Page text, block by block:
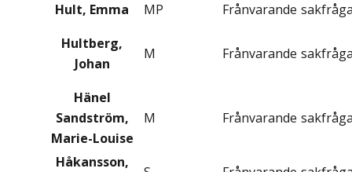
Hult, Emma MP Frånvarande
Hultberg,
Johan
M Frånvarande
Hänel
Sandström,
Marie-Louise
M Frånvarande
Håkansson,